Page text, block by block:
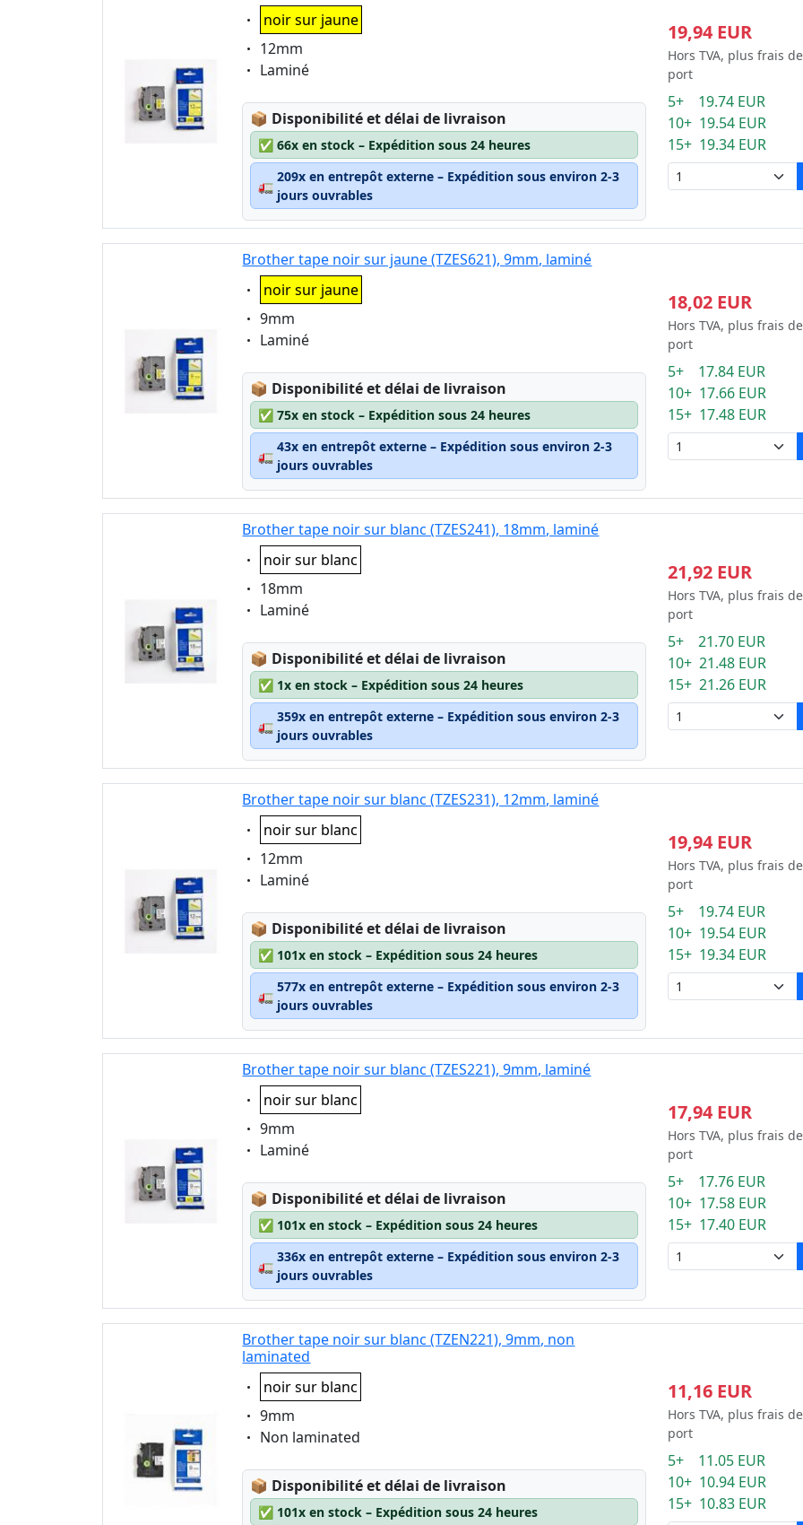
Eigenschaft:
noir sur jaune
Eigenschaft:
12mm
Eigenschaft:
Laminé
📦 Lagerstatus:
Disponibilité et délai de livraison
✅ 66x en stock – Expédition sous 24 heures
🚛
209x en entrepôt externe – Expédition sous environ 2-3
jours ouvrables
19,94 EUR
Hors TVA, plus frais de
port
5+ 19.74 EUR
10+ 19.54 EUR
15+ 19.34 EUR
Brother tape noir sur jaune (TZES621), 9mm, laminé
Eigenschaft:
noir sur jaune
Eigenschaft:
9mm
Eigenschaft:
Laminé
📦 Lagerstatus:
Disponibilité et délai de livraison
✅ 75x en stock – Expédition sous 24 heures
🚛
43x en entrepôt externe – Expédition sous environ 2-3
jours ouvrables
18,02 EUR
Hors TVA, plus frais de
port
5+ 17.84 EUR
10+ 17.66 EUR
15+ 17.48 EUR
Brother tape noir sur blanc (TZES241), 18mm, laminé
Eigenschaft:
noir sur blanc
Eigenschaft:
18mm
Eigenschaft:
Laminé
📦 Lagerstatus:
Disponibilité et délai de livraison
✅ 1x en stock – Expédition sous 24 heures
🚛
359x en entrepôt externe – Expédition sous environ 2-3
jours ouvrables
21,92 EUR
Hors TVA, plus frais de
port
5+ 21.70 EUR
10+ 21.48 EUR
15+ 21.26 EUR
Brother tape noir sur blanc (TZES231), 12mm, laminé
Eigenschaft:
noir sur blanc
Eigenschaft:
12mm
Eigenschaft:
Laminé
📦 Lagerstatus:
Disponibilité et délai de livraison
✅ 101x en stock – Expédition sous 24 heures
🚛
577x en entrepôt externe – Expédition sous environ 2-3
jours ouvrables
19,94 EUR
Hors TVA, plus frais de
port
5+ 19.74 EUR
10+ 19.54 EUR
15+ 19.34 EUR
Brother tape noir sur blanc (TZES221), 9mm, laminé
Eigenschaft:
noir sur blanc
Eigenschaft:
9mm
Eigenschaft:
Laminé
📦 Lagerstatus:
Disponibilité et délai de livraison
✅ 101x en stock – Expédition sous 24 heures
🚛
336x en entrepôt externe – Expédition sous environ 2-3
jours ouvrables
17,94 EUR
Hors TVA, plus frais de
port
5+ 17.76 EUR
10+ 17.58 EUR
15+ 17.40 EUR
Brother tape noir sur blanc (TZEN221), 9mm, non
laminated
Eigenschaft:
noir sur blanc
Eigenschaft:
9mm
Eigenschaft:
Non laminated
📦 Lagerstatus:
Disponibilité et délai de livraison
✅ 101x en stock – Expédition sous 24 heures
11,16 EUR
Hors TVA, plus frais de
port
5+ 11.05 EUR
10+ 10.94 EUR
15+ 10.83 EUR